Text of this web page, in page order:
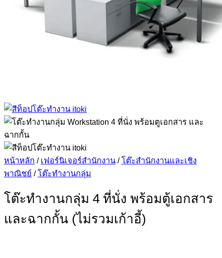
หน้าหลัก / เฟอร์นิเจอร์สำนักงาน / โต๊ะสำนักงานและเชิง
พาณิชย์ / โต๊ะทำงานกลุ่ม
โต๊ะทำงานกลุ่ม 4 ที่นั่ง พร้อมตู้เอกสาร
และฉากกั้น (ไม่รวมเก้าอี้)